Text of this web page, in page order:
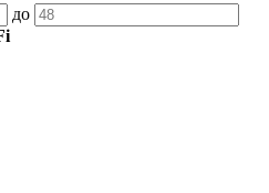
до